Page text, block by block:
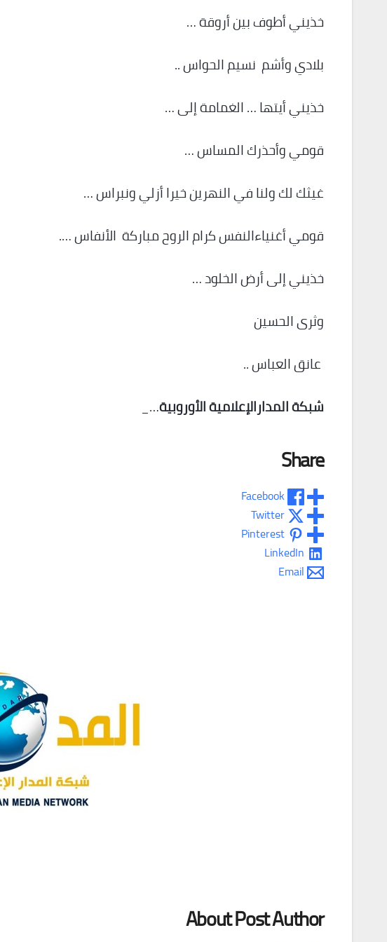
خذيني أطوف بين أروقة …
بلادي وأشم نسيم الحواس ..
خذيني أيتها … الغمامة إلى …
قومي وأحذرك المساس …
غيثك لك ولنا في النهرين خيرا أزلي ونبراس …
قومي أغنياءالنفس كرام الروح مباركة الأنفاس ….
خذيني إلى أرض الخلود …
وثرى الحسين
عانق العباس ..
شبكة المدارالإعلامية الأوروبية…_
Share
Facebook
Twitter
Pinterest
LinkedIn
Email
About Post Author